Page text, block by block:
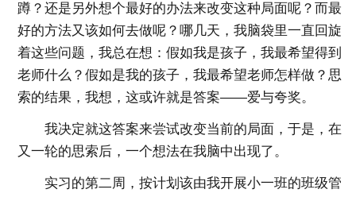
蹲？还是另外想个最好的办法来改变这种局面呢？而最
好的方法又该如何去做呢？哪几天，我脑袋里一直回旋
着这些问题，我总在想：假如我是孩子，我最希望得到
老师什么？假如是我的孩子，我最希望老师怎样做？思
索的结果，我想，这或许就是答案——爱与夸奖。
我决定就这答案来尝试改变当前的局面，于是，在
又一轮的思索后，一个想法在我脑中出现了。
实习的第二周，按计划该由我开展小一班的班级管